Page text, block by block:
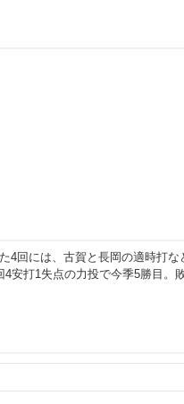
4回には、古賀と長岡の適時打な
安打1失点の力投で今季5勝目。